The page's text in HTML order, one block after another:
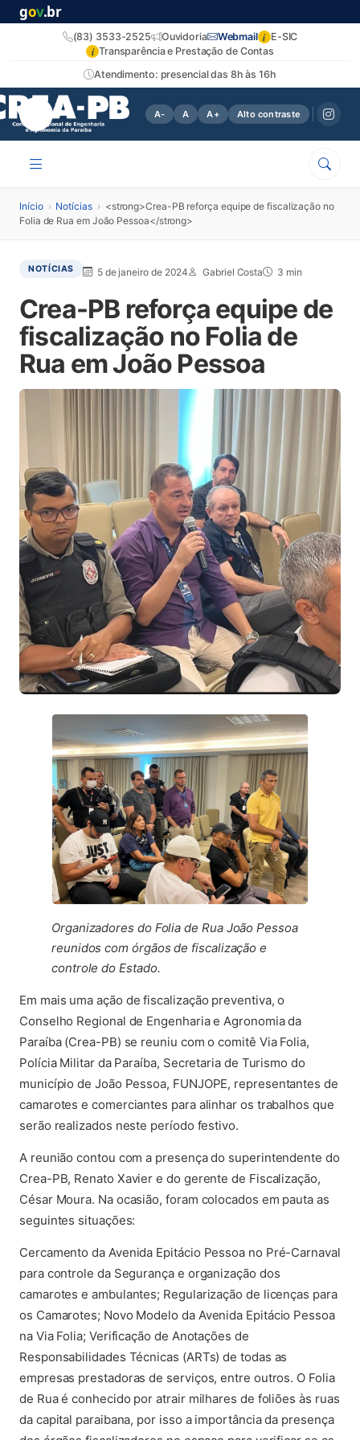
gov.br
Atendimento: presencial das 8h às 16h
(83) 3533-2525 Ouvidoria Webmail i E-SIC
i Transparência e Prestação de Contas
A- A A+ Alto contraste
Início › Notícias › <strong>Crea-PB reforça equipe de fiscalização no
Folia de Rua em João Pessoa</strong>
NOTÍCIAS 5 de janeiro de 2024 Gabriel Costa 3 min
Crea-PB reforça equipe de
fiscalização no Folia de
Rua em João Pessoa
Organizadores do Folia de Rua João Pessoa
reunidos com órgãos de fiscalização e
controle do Estado.
Em mais uma ação de fiscalização preventiva, o
Conselho Regional de Engenharia e Agronomia da
Paraíba (Crea-PB) se reuniu com o comitê Via Folia,
Polícia Militar da Paraíba, Secretaria de Turismo do
município de João Pessoa, FUNJOPE, representantes de
camarotes e comerciantes para alinhar os trabalhos que
serão realizados neste período festivo.
A reunião contou com a presença do superintendente do
Crea-PB, Renato Xavier e do gerente de Fiscalização,
César Moura. Na ocasião, foram colocados em pauta as
seguintes situações:
Cercamento da Avenida Epitácio Pessoa no Pré-Carnaval
para controle da Segurança e organização dos
camarotes e ambulantes; Regularização de licenças para
os Camarotes; Novo Modelo da Avenida Epitácio Pessoa
na Via Folia; Verificação de Anotações de
Responsabilidades Técnicas (ARTs) de todas as
empresas prestadoras de serviços, entre outros. O Folia
de Rua é conhecido por atrair milhares de foliões às ruas
da capital paraibana, por isso a importância da presença